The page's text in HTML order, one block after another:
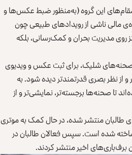
مقام‌های این گروه (به‌‌منظور ضبط عکس‌ها و
مالی ناشی از رویدادهای طبیعی چون
روی مدیریت بحران و کمک‌رسانی، بلکه
صحنه‌های شلیک، برای ثبت عکس و ویدیوی
از نظر بصری قدرتمندتر دیده شود. به
تا صحنه‌ها برجسته‌تر، نمایشی‌تر و از
طالبان منتشر شده، در حال کمک به موتری
شده است. سپس فعالان طالبان در
اخیر منتشر کردند.